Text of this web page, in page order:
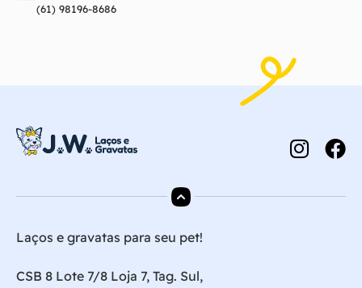
(61) 98196-8686
Laços e gravatas para seu pet!
CSB 8 Lote 7/8 Loja 7, Tag. Sul,